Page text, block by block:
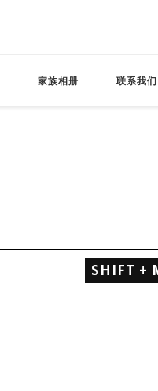
家族相册 联系我们
SHIFT +